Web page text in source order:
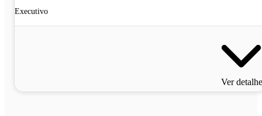
Executivo
Ver